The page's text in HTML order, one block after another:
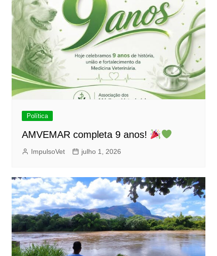
Política
AMVEMAR completa 9 anos!
ImpulsoVet julho 1, 2026